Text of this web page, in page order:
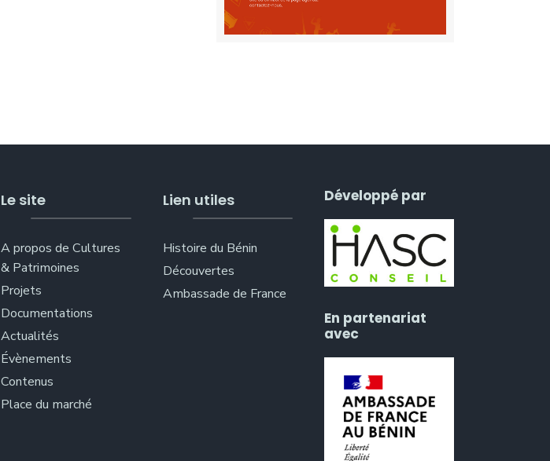
Le site
A propos de Cultures
& Patrimoines
Projets
Documentations
Actualités
Évènements
Contenus
Place du marché
Lien utiles
Histoire du Bénin
Découvertes
Ambassade de France
Développé par
En partenariat
avec